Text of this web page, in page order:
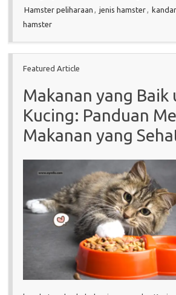
Hamster peliharaan
jenis hamster
hamster
Featured Article
Makanan yang Baik
Kucing: Panduan
Makanan yang